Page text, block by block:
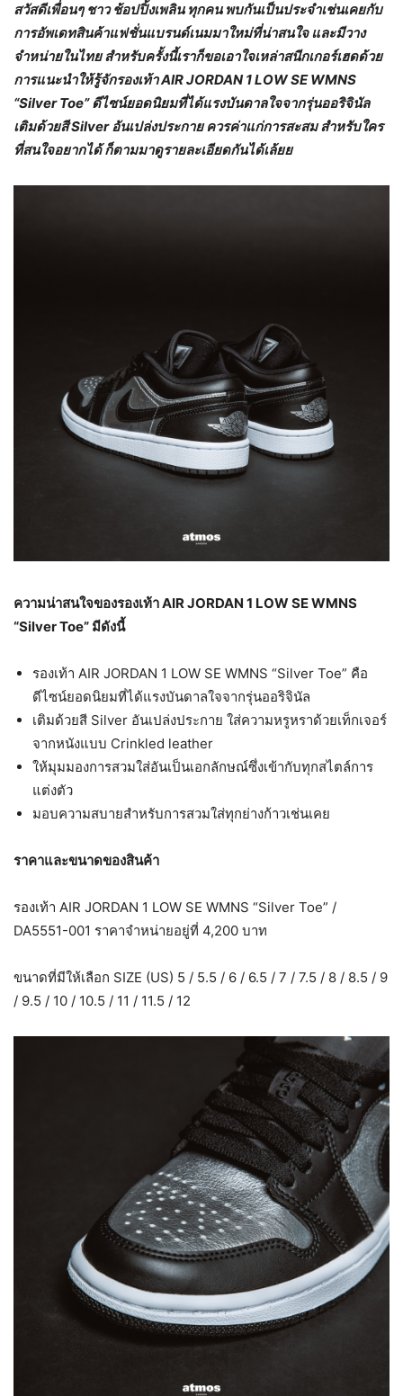
สวัสดีเพื่อนๆ ชาว ช้อปปิ้งเพลิน ทุกคน พบกันเป็นประจำเช่นเคยกับ
การอัพเดทสินค้าแฟชั่นแบรนด์เนมมาใหม่ที่น่าสนใจ และมีวาง
จำหน่ายในไทย สำหรับครั้งนี้เราก็ขอเอาใจเหล่าสนีกเกอร์เฮดด้วย
การแนะนำให้รู้จักรองเท้าAIR JORDAN 1 LOW SE WMNS
“Silver Toe” ดีไซน์ยอดนิยมที่ได้แรงบันดาลใจจากรุ่นออริจินัล
เติมด้วยสี Silver อันเปล่งประกาย ควรค่าแก่การสะสม สำหรับใคร
ที่สนใจอยากได้ ก็ตามมาดูรายละเอียดกันได้เล้ยย
ความน่าสนใจของรองเท้าAIR JORDAN 1 LOW SE WMNS
“Silver Toe” มีดังนี้
รองเท้า AIR JORDAN 1 LOW SE WMNS “Silver Toe” คือ
ดีไซน์ยอดนิยมที่ได้แรงบันดาลใจจากรุ่นออริจินัล
เติมด้วยสี Silver อันเปล่งประกาย ใส่ความหรูหราด้วยเท็กเจอร์
จากหนังแบบ Crinkled leather
ให้มุมมองการสวมใส่อันเป็นเอกลักษณ์ซึ่งเข้ากับทุกสไตล์การ
แต่งตัว
มอบความสบายสำหรับการสวมใส่ทุกย่างก้าวเช่นเคย
ราคาและขนาดของสินค้า
รองเท้า AIR JORDAN 1 LOW SE WMNS “Silver Toe” /
DA5551-001 ราคาจำหน่ายอยู่ที่ 4,200 บาท
ขนาดที่มีให้เลือก SIZE (US) 5 / 5.5 / 6 / 6.5 / 7 / 7.5 / 8 / 8.5 / 9
/ 9.5 / 10 / 10.5 / 11 / 11.5 / 12